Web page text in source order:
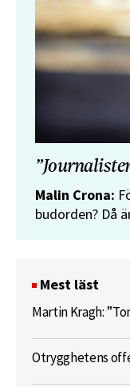
Malin Crona:
budorden? Då
Mest läst
Martin Kragh:
Otrygghetens